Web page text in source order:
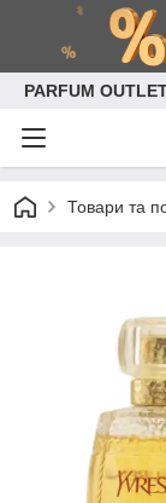
PARFUM
Товари та